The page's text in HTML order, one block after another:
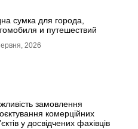
сумка для города,
и путешествий
2026
замовлення
комерційних
у досвідчених фахівців